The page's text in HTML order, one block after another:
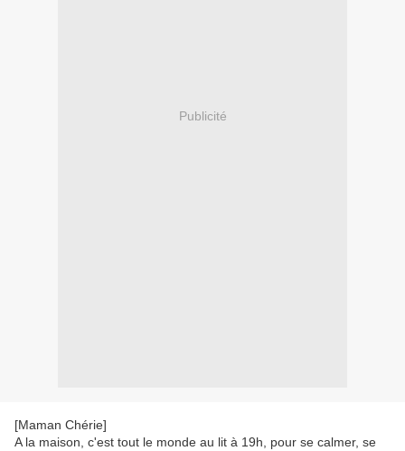
Publicité
[Maman Chérie]
A la maison, c'est tout le monde au lit à 19h, pour se calmer, se